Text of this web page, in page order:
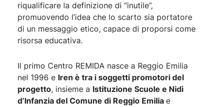
riqualificare la definizione di “inutile”,
promuovendo l’idea che lo scarto sia portatore
di un messaggio etico, capace di proporsi come
risorsa educativa.
Il primo Centro REMIDA nasce a Reggio Emilia
nel 1996 e Iren è tra i soggetti promotori del
progetto, insieme a Istituzione Scuole e Nidi
d’Infanzia del Comune di Reggio Emilia e